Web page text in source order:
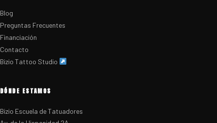
Blog
Preguntas Frecuentes
Financiación
Contacto
Bizio Tattoo Studio
DÓNDE ESTAMOS
Bizio Escuela de Tatuadores